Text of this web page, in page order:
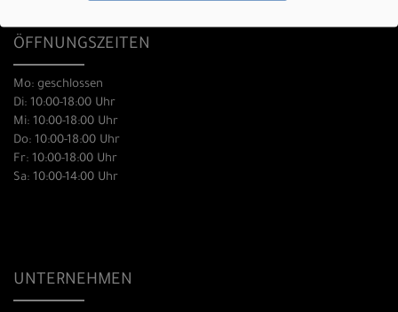
ÖFFNUNGSZEITEN
Mo: geschlossen
Di: 10:00-18:00 Uhr
Mi: 10:00-18:00 Uhr
Do: 10:00-18:00 Uhr
Fr: 10:00-18:00 Uhr
Sa: 10:00-14:00 Uhr
UNTERNEHMEN